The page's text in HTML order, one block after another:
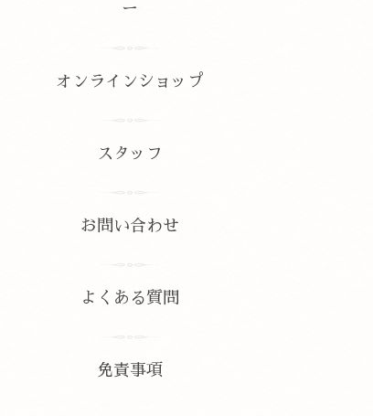
ー
オンラインショップ
スタッフ
お問い合わせ
よくある質問
免責事項